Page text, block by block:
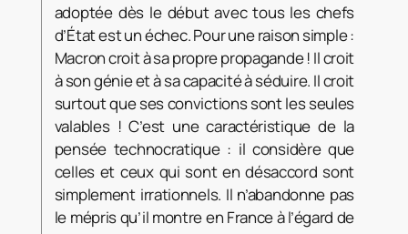
adoptée dès le début avec tous les chefs
d’État est un échec. Pour une raison simple :
Macron croit à sa propre propagande ! Il croit
à son génie et à sa capacité à séduire. Il croit
surtout que ses convictions sont les seules
valables ! C’est une caractéristique de la
pensée technocratique : il considère que
celles et ceux qui sont en désaccord sont
simplement irrationnels. Il n’abandonne pas
le mépris qu’il montre en France à l’égard de